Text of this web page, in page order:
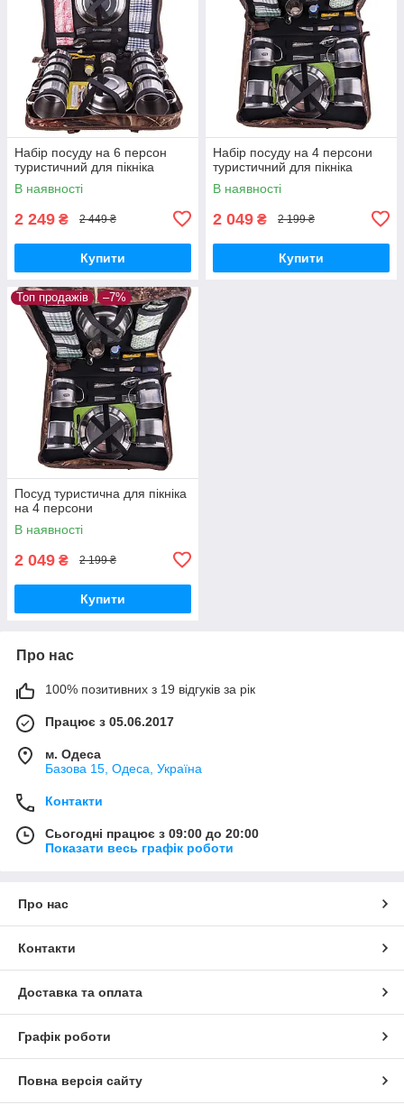
Набір посуду на 6 персон
туристичний для пікніка
В наявності
2 249 ₴ 2 449 ₴
Купити
Набір посуду на 4 персони
туристичний для пікніка
В наявності
2 049 ₴ 2 199 ₴
Купити
Топ продажів –7%
Посуд туристична для пікніка
на 4 персони
В наявності
2 049 ₴ 2 199 ₴
Купити
Про нас
100% позитивних з 19 відгуків за рік
Працює з 05.06.2017
м. Одеса
Базова 15, Одеса, Україна
Контакти
Сьогодні працює з 09:00 до 20:00
Показати весь графік роботи
Про нас
Контакти
Доставка та оплата
Графік роботи
Повна версія сайту